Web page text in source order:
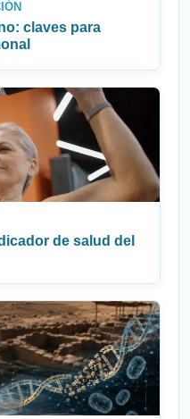
claves para
de salud del